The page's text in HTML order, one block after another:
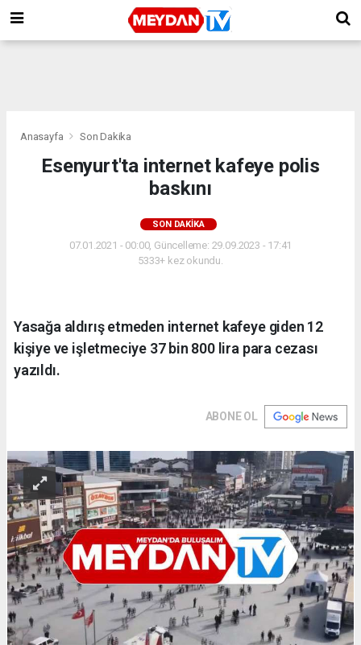
Anasayfa Son Dakika
Esenyurt'ta internet kafeye polis
baskını
SON DAKIKA
07.01.2021 - 00:00, Güncelleme: 29.09.2023 - 17:41
5333+ kez okundu.
Yasağa aldırış etmeden internet kafeye giden 12
kişiye ve işletmeciye 37 bin 800 lira para cezası
yazıldı.
ABONE OL